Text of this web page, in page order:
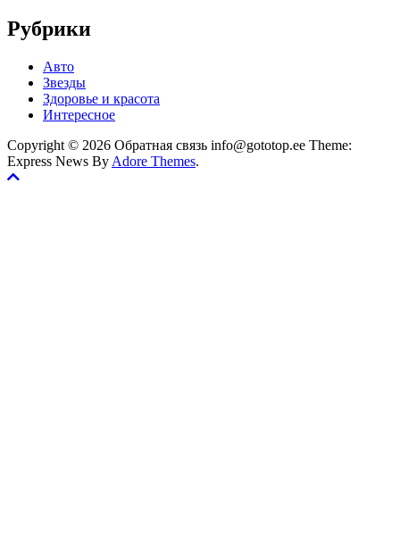
Рубрики
Авто
Звезды
Здоровье и красота
Интересное
Copyright © 2026 Обратная связь info@gototop.ee Theme:
Express News By Adore Themes.